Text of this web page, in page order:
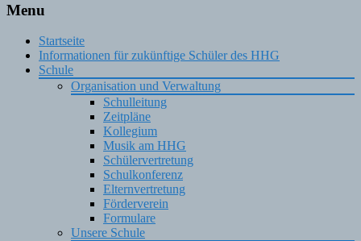
Menu
Skip
content
Startseite
Informationen für zukünftige Schüler des HHG
Schule
Organisation und Verwaltung
Schulleitung
Zeitpläne
Kollegium
Musik am HHG
Schülervertretung
Schulkonferenz
Elternvertretung
Förderverein
Formulare
Unsere Schule